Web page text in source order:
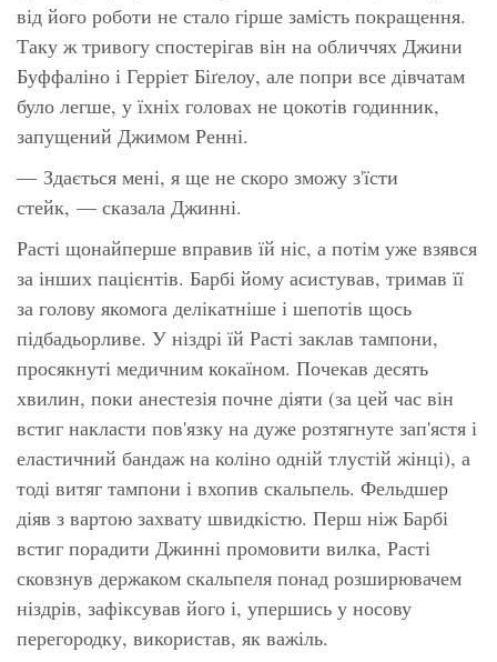
від його роботи не стало гірше замість покращення.
Таку ж тривогу спостерігав він на обличчях Джини
Буффаліно і Герріет Біґелоу, але попри все дівчатам
було легше, у їхніх головах не цокотів годинник,
запущений Джимом Ренні.
— Здається мені, я ще не скоро зможу з'їсти
стейк, — сказала Джинні.
Расті щонайперше вправив їй ніс, а потім уже взявся
за інших пацієнтів. Барбі йому асистував, тримав її
за голову якомога делікатніше і шепотів щось
підбадьорливе. У ніздрі їй Расті заклав тампони,
просякнуті медичним кокаїном. Почекав десять
хвилин, поки анестезія почне діяти (за цей час він
встиг накласти пов'язку на дуже розтягнуте зап'ястя і
еластичний бандаж на коліно одній тлустій жінці), а
тоді витяг тампони і вхопив скальпель. Фельдшер
діяв з вартою захвату швидкістю. Перш ніж Барбі
встиг порадити Джинні промовити вилка, Расті
сковзнув держаком скальпеля понад розширювачем
ніздрів, зафіксував його і, упершись у носову
перегородку, використав, як важіль.